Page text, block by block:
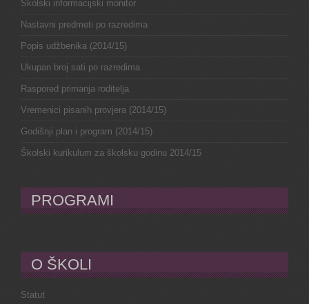
Školski informacijski monitor
Nastavni predmeti po razredima
Popis udžbenika (2014/15)
Ukupan broj sati po razredima
Raspored primanja roditelja
Vremenici pisanih provjera (2014/15)
Godišnji plan i program (2014/15)
Školski kurikulum za školsku godinu 2014/15
PROGRAMI
O ŠKOLI
Statut